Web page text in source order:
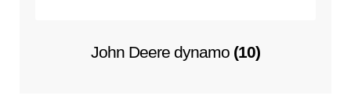
John Deere dynamo (10)